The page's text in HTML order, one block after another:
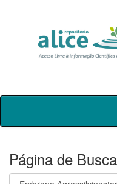
Skip
Página de Busca